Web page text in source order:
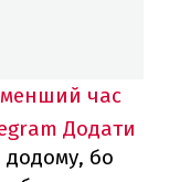
менший час
Додати
додому, бо